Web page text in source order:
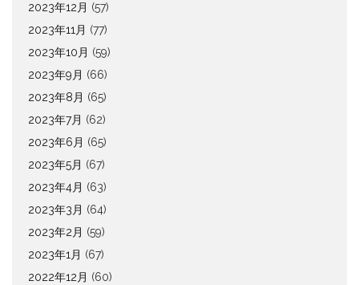
2023年12月 (57)
2023年11月 (77)
2023年10月 (59)
2023年9月 (66)
2023年8月 (65)
2023年7月 (62)
2023年6月 (65)
2023年5月 (67)
2023年4月 (63)
2023年3月 (64)
2023年2月 (59)
2023年1月 (67)
2022年12月 (60)